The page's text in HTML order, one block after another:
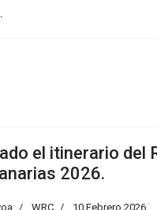
el itinerario del
2026.
WRC 10 Febrero 2026